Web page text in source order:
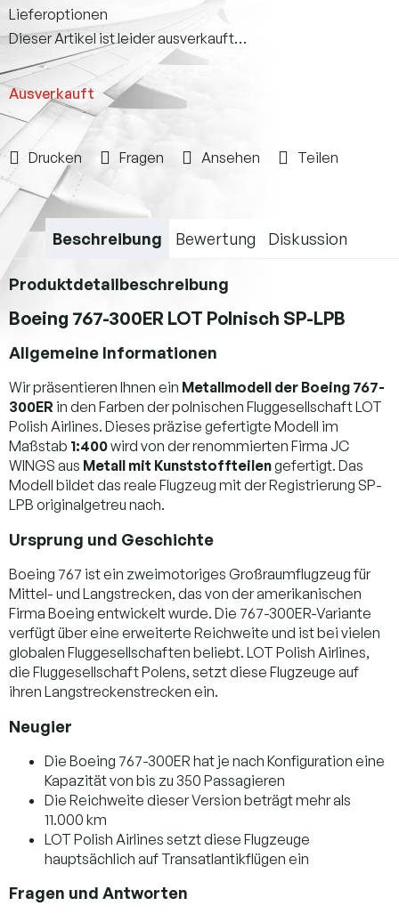
Ausverkauft
Lieferoptionen
Dieser Artikel ist leider ausverkauft…
Drucken Fragen Ansehen Teilen
Beschreibung Bewertung Diskussion
Produktdetailbeschreibung
Boeing 767-300ER LOT Polnisch SP-LPB
Allgemeine Informationen
Wir präsentieren Ihnen ein Metallmodell der Boeing 767-
300ER in den Farben der polnischen Fluggesellschaft LOT
Polish Airlines. Dieses präzise gefertigte Modell im
Maßstab 1:400wird von der renommierten Firma JC
WINGS aus Metall mit Kunststoffteilengefertigt. Das
Modell bildet das reale Flugzeug mit der Registrierung SP-
LPB originalgetreu nach.
Ursprung und Geschichte
Boeing 767 ist ein zweimotoriges Großraumflugzeug für
Mittel- und Langstrecken, das von der amerikanischen
Firma Boeing entwickelt wurde. Die 767-300ER-Variante
verfügt über eine erweiterte Reichweite und ist bei vielen
globalen Fluggesellschaften beliebt. LOT Polish Airlines,
die Fluggesellschaft Polens, setzt diese Flugzeuge auf
ihren Langstreckenstrecken ein.
Neugier
Die Boeing 767-300ER hat je nach Konfiguration eine
Kapazität von bis zu 350 Passagieren
Die Reichweite dieser Version beträgt mehr als
11.000 km
LOT Polish Airlines setzt diese Flugzeuge
hauptsächlich auf Transatlantikflügen ein
Fragen und Antworten